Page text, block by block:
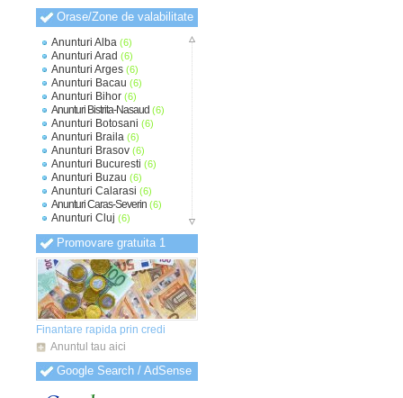
Orase/Zone de valabilitate
Anunturi Alba (6)
Anunturi Arad (6)
Anunturi Arges (6)
Anunturi Bacau (6)
Anunturi Bihor (6)
Anunturi Bistrita-Nasaud (6)
Anunturi Botosani (6)
Anunturi Braila (6)
Anunturi Brasov (6)
Anunturi Bucuresti (6)
Anunturi Buzau (6)
Anunturi Calarasi (6)
Anunturi Caras-Severin (6)
Anunturi Cluj (6)
Anunturi Constanta
Anunturi Covasna(6)
Anunturi Dambovita(6)
Anunturi Dolj(6)
Anunturi Galati(6)
Anunturi Giurgiu(6)
Anunturi Gorj(6)
Anunturi Harghita (6)
Anunturi Hunedoara
Anunturi Ialomita
Anunturi Iasi(6)
Anunturi Ilfov(6)
Anunturi Maramures
Promovare gratuita 1
Finantare rapida prin credi
Anuntul tau aici
Google Search / AdSense